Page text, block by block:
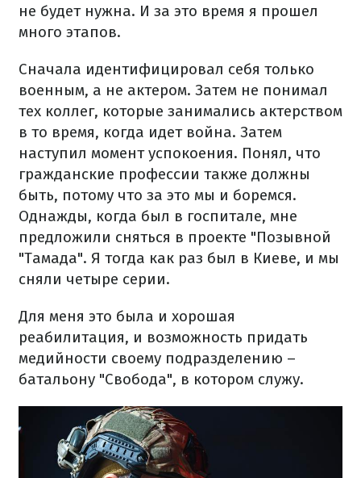
не будет нужна. И за это время я прошел
много этапов.
Сначала идентифицировал себя только
военным, а не актером. Затем не понимал
тех коллег, которые занимались актерством
в то время, когда идет война. Затем
наступил момент успокоения. Понял, что
гражданские профессии также должны
быть, потому что за это мы и боремся.
Однажды, когда был в госпитале, мне
предложили сняться в проекте "Позывной
"Тамада". Я тогда как раз был в Киеве, и мы
сняли четыре серии.
Для меня это была и хорошая
реабилитация, и возможность придать
медийности своему подразделению –
батальону "Свобода", в котором служу.